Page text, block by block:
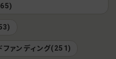
ファンディング(251)